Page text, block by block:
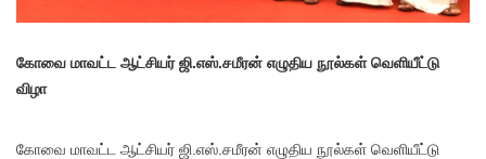
கோவை மாவட்ட ஆட்சியர் ஜி.எஸ்.சமீரன் எழுதிய நூல்கள் வெளியீட்டு
விழா
கோவை மாவட்ட ஆட்சியர் ஜி.எஸ்.சமீரன் எழுதிய நூல்கள் வெளியீட்டு